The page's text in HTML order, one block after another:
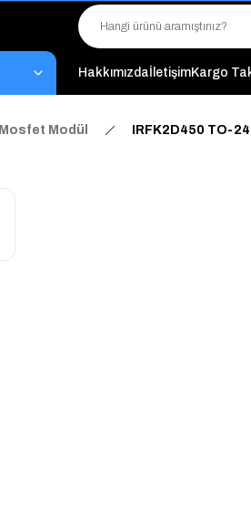
"Saat
HakkımızdaİletişimKargo
Mosfet Modül IRFK2D450 TO-